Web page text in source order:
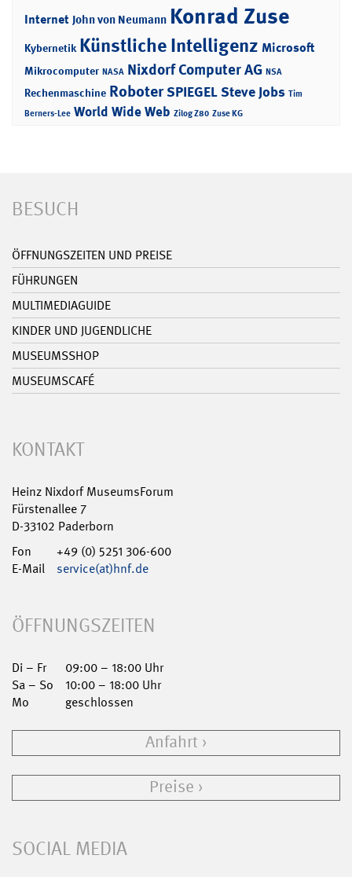
Internet John von Neumann Konrad Zuse
Kybernetik Künstliche Intelligenz Microsoft
Mikrocomputer NASA Nixdorf Computer AG NSA
Rechenmaschine RoboterSPIEGELSteve Jobs Tim
Berners-Lee World Wide Web Zilog Z80 Zuse KG
BESUCH
ÖFFNUNGSZEITEN UND PREISE
FÜHRUNGEN
MULTIMEDIAGUIDE
KINDER UND JUGENDLICHE
MUSEUMSSHOP
MUSEUMSCAFÉ
KONTAKT
Heinz Nixdorf MuseumsForum
Fürstenallee 7
D-33102 Paderborn
Fon
+49 (0) 5251 306-600
E-Mail
service(at)hnf.de
ÖFFNUNGSZEITEN
Di – Fr
09:00 – 18:00 Uhr
Sa – So
10:00 – 18:00 Uhr
Mo
geschlossen
Anfahrt
Preise
SOCIAL MEDIA